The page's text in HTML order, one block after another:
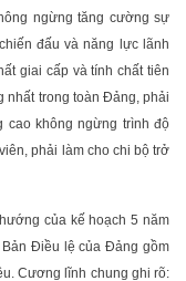
ngừng tăng cường sự
đấu và năng lực lãnh
giai cấp và tính chất tiên
nhất trong toàn Đảng, phải
cao không ngừng trình độ
phải làm cho chi bộ trở
của kế hoạch 5 năm
Điều lệ của Đảng gồm
Cương lĩnh chung ghi rõ: